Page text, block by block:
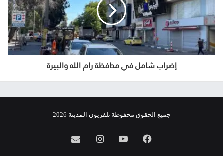
إضراب شامل في محافظة رام الله والبيرة
جميع الحقوق محفوظة تلفزيون المدينة 2026
فيسبوكيوتيوبانستقرامinfo@almadina.tv